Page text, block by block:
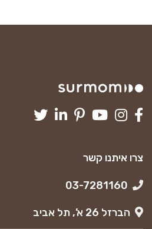
צרו איתנו קשר
הברזל 26 א’, תל אביב